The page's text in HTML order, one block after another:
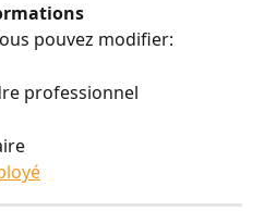
pouvez modifier:
professionnel